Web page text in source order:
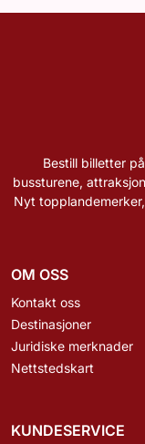
Bestill billetter
bussturene,
Nyt
OM OSS
Kontakt oss
Destinasjoner
Juridiske merknader
Nettstedskart
KUNDESERVICE